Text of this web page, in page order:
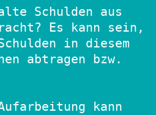
Schulden aus
Es kann sein,
in diesem
abtragen bzw.
kann